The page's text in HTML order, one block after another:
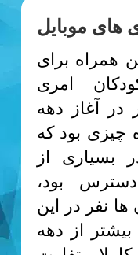
های موبایل
همراه برای
امری
آغاز دهه
چیزی بود که
بسیاری از
بود،
ها نفر در این
از دهه